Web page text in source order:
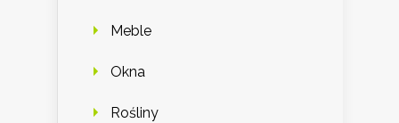
Meble
Okna
Rośliny